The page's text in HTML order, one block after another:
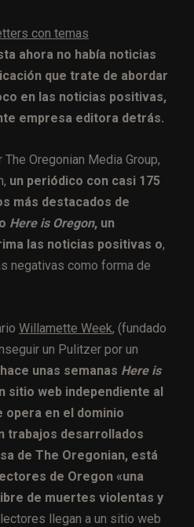
con temas
ahora no había noticias
que trate de abordar
en las noticias positivas,
empresa editora detrás.
Oregonian Media Group,
un periódico con casi 175
más destacados de
Here is Oregon, un
las noticias positivas o,
negativas como forma de
Willamette Week, (fundado
un Pulitzer por un
unas semanas Here is
sitio web independiente al
opera en el dominio
trabajos desarrollados
de The Oregonian, está
de Oregon «una
de muertes violentas y
llegan a un sitio web